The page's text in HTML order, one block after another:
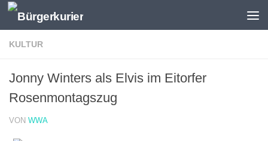
Zum Inhalt springen
KULTUR
Jonny Winters als Elvis im Eitorfer
Rosenmontagszug
VON WWA